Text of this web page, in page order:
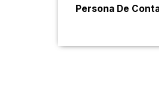
Persona De